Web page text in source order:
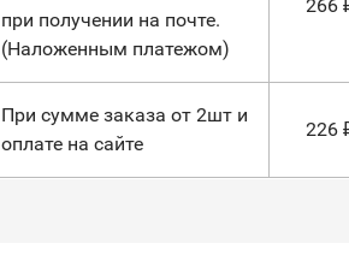
при получении на почте.
(Наложенным платежом)
266
При сумме заказа от 2шт и
оплате на сайте
226